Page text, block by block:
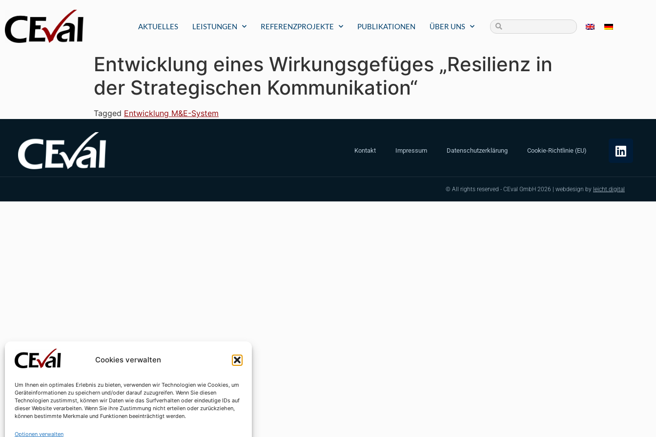
Cookies verwalten
Um Ihnen ein optimales Erlebnis zu bieten, verwenden wir Technologien wie Cookies, um
Geräteinformationen zu speichern und/oder darauf zuzugreifen. Wenn Sie diesen
Technologien zustimmst, können wir Daten wie das Surfverhalten oder eindeutige IDs auf
dieser Website verarbeiten. Wenn Sie ihre Zustimmung nicht erteilen oder zurückziehen,
können bestimmte Merkmale und Funktionen beeinträchtigt werden.
Optionen verwalten
AKTUELLES LEISTUNGEN REFERENZPROJEKTE PUBLIKATIONEN ÜBER UNS
Entwicklung eines Wirkungsgefüges „Resilienz in
der Strategischen Kommunikation“
Tagged Entwicklung M&E-System
Kontakt Impressum Datenschutzerklärung Cookie-Richtlinie (EU)
© All rights reserved - CEval GmbH 2026 | webdesign by leicht.digital